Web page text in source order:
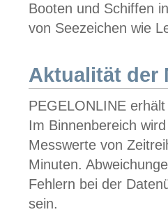
Booten und Schiffen
von Seezeichen wie
Aktualität der
PEGELONLINE
Im Binnenbereich
Messwerte von
Minuten.
Fehlern bei der
sein.